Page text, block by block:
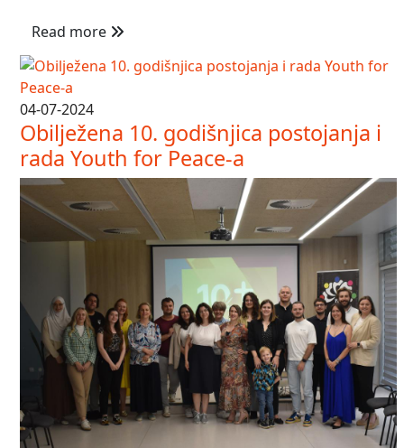
Read more
04-07-2024
Obilježena 10. godišnjica postojanja i
rada Youth for Peace-a